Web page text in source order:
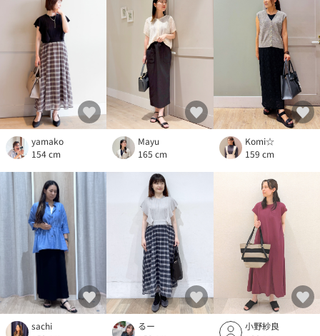
yamako
154 cm
Mayu
165 cm
Komi☆
159 cm
sachi
るー
小野紗良